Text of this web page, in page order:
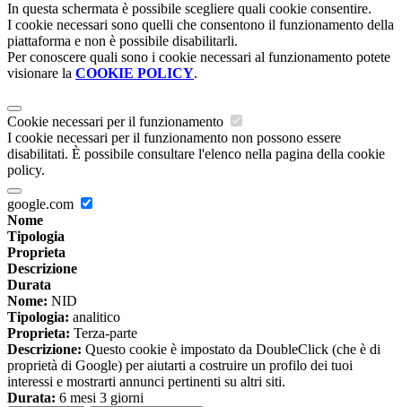
In questa schermata è possibile scegliere quali cookie consentire.
I cookie necessari sono quelli che consentono il funzionamento della
piattaforma e non è possibile disabilitarli.
Per conoscere quali sono i cookie necessari al funzionamento potete
visionare la COOKIE POLICY.
Cookie necessari per il funzionamento
I cookie necessari per il funzionamento non possono essere
disabilitati. È possibile consultare l'elenco nella pagina della cookie
policy.
google.com
Nome
Tipologia
Proprieta
Descrizione
Durata
Nome: NID
Tipologia: analitico
Proprieta: Terza-parte
Descrizione: Questo cookie è impostato da DoubleClick (che è di
proprietà di Google) per aiutarti a costruire un profilo dei tuoi
interessi e mostrarti annunci pertinenti su altri siti.
Durata: 6 mesi 3 giorni